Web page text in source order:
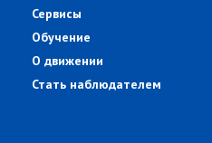
Сервисы
Обучение
О движении
Стать наблюдателем